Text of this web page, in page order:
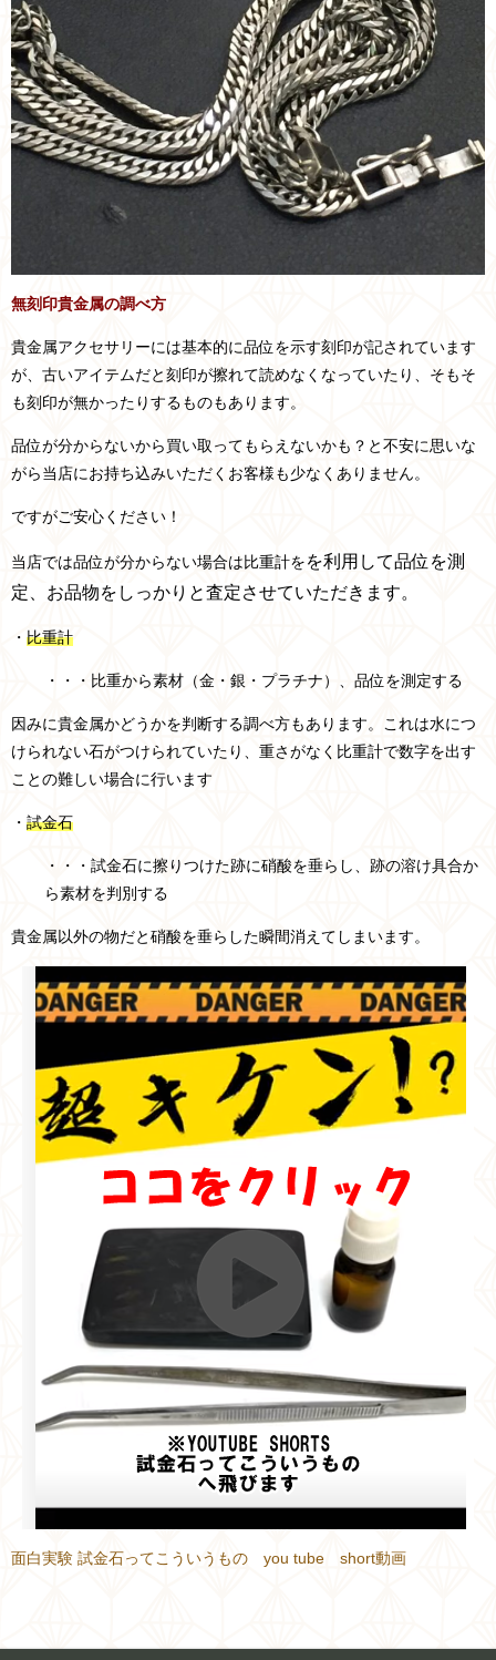
無刻印貴金属の調べ方
貴金属アクセサリーには基本的に品位を示す刻印が記されています
が、古いアイテムだと刻印が擦れて読めなくなっていたり、そもそ
も刻印が無かったりするものもあります。
品位が分からないから買い取ってもらえないかも？と不安に思いな
がら当店にお持ち込みいただくお客様も少なくありません。
ですがご安心ください！
当店では品位が分からない場合は比重計をを利用して品位を測
定、お品物をしっかりと査定させていただきます。
・ 比重計
・・・比重から素材（金・銀・プラチナ）、品位を測定する
因みに貴金属かどうかを判断する調べ方もあります。これは水につ
けられない石がつけられていたり、重さがなく比重計で数字を出す
ことの難しい場合に行います
・ 試金石
・・・試金石に擦りつけた跡に硝酸を垂らし、跡の溶け具合か
ら素材を判別する
貴金属以外の物だと硝酸を垂らした瞬間消えてしまいます。
面白実験 試金石ってこういうもの you tube short動画